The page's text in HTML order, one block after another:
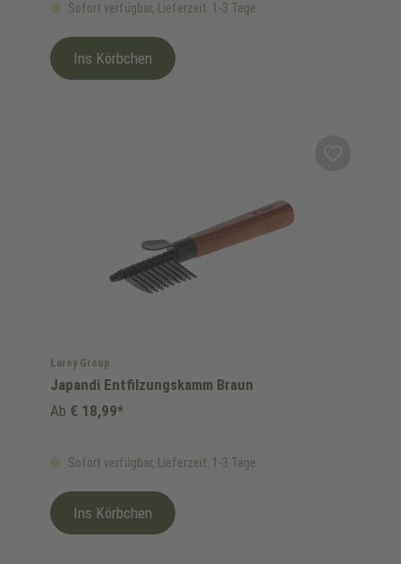
Sofort verfügbar, Lieferzeit: 1-3 Tage
Ins Körbchen
Laroy Group
Japandi Entfilzungskamm Braun
Sofort verfügbar, Lieferzeit: 1-3 Tage
Ab € 18,99*
Ins Körbchen